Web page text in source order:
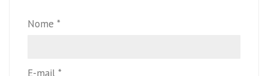
Nome *
E-mail *